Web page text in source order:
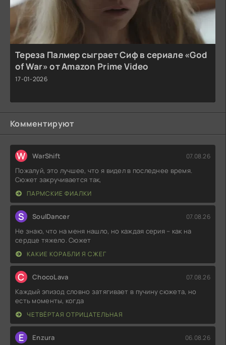
Тереза Палмер сыграет Сиф в сериале «God
of War» от Amazon Prime Video
17-01-2026
Комментируют
W WarShift 07.08.26
Пожалуй, это лучшее, что я видел в последнее время.
Сюжет закручивается так,
ПАРМСКИЕ ФИАЛКИ
S SoulDancer 07.08.26
Не знаю, что на меня нашло, но каждая серия – как на
сердце тяжело. Сюжет
КАКИЕ КОРАБЛИ Я СЖЕГ
C ChocoLava 07.08.26
Каждый эпизод словно затягивает в пучину сюжета, но
есть моменты, когда
ЧЕТВЁРТАЯ ОТРИЦАТЕЛЬНАЯ
E Enzura 06.08.26